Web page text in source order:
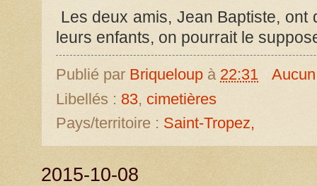
Les deux amis, Jean Baptiste,
leurs enfants, on pourrait le
Publié par Briqueloup à 22:31
Libellés : 83, cimetières
Pays/territoire : Saint-Tropez,
2015-10-08